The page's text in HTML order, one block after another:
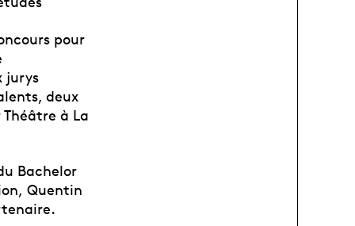
pour
jurys
deux
à La
Bachelor
Quentin